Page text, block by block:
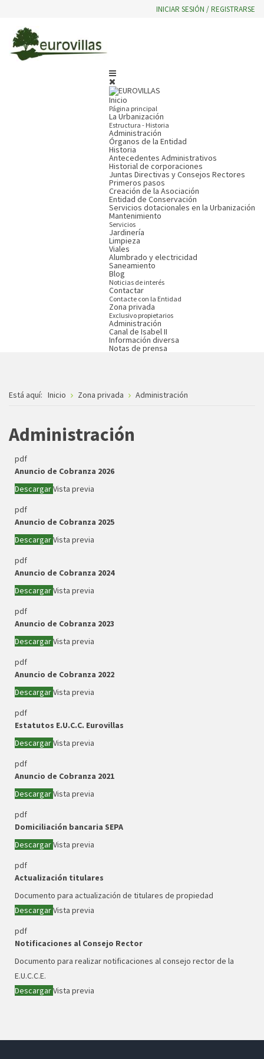
INICIAR SESIÓN / REGISTRARSE
Inicio
Página principal
La Urbanización
Estructura - Historia
Administración
Órganos de la Entidad
Historia
Antecedentes Administrativos
Historial de corporaciones
Juntas Directivas y Consejos Rectores
Primeros pasos
Creación de la Asociación
Entidad de Conservación
Servicios dotacionales en la Urbanización
Mantenimiento
Servicios
Jardinería
Limpieza
Viales
Alumbrado y electricidad
Saneamiento
Blog
Noticias de interés
Contactar
Contacte con la Entidad
Zona privada
Exclusivo propietarios
Administración
Canal de Isabel II
Información diversa
Notas de prensa
Está aquí: Inicio Zona privada Administración
Administración
pdf
Anuncio de Cobranza 2026
DescargarVista previa
pdf
Anuncio de Cobranza 2025
DescargarVista previa
pdf
Anuncio de Cobranza 2024
DescargarVista previa
pdf
Anuncio de Cobranza 2023
DescargarVista previa
pdf
Anuncio de Cobranza 2022
DescargarVista previa
pdf
Estatutos E.U.C.C. Eurovillas
DescargarVista previa
pdf
Anuncio de Cobranza 2021
DescargarVista previa
pdf
Domiciliación bancaria SEPA
DescargarVista previa
pdf
Actualización titulares
Documento para actualización de titulares de propiedad
DescargarVista previa
pdf
Notificaciones al Consejo Rector
Documento para realizar notificaciones al consejo rector de la
E.U.C.C.E.
DescargarVista previa